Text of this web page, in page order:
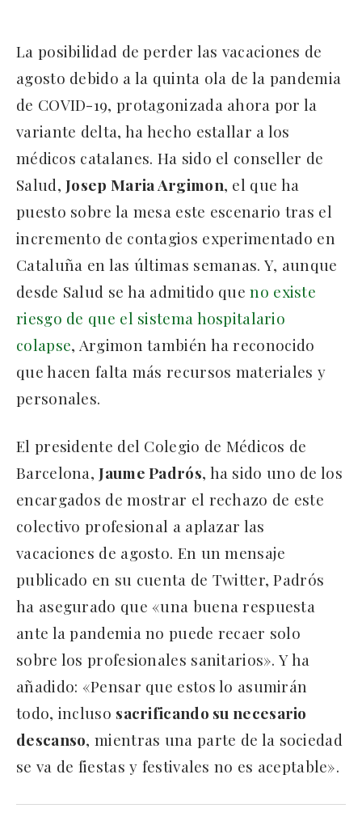
La posibilidad de perder las vacaciones de
agosto debido a la quinta ola de la pandemia
de COVID-19, protagonizada ahora por la
variante delta, ha hecho estallar a los
médicos catalanes. Ha sido el conseller de
Salud,Josep Maria Argimon, el que ha
puesto sobre la mesa este escenario tras el
incremento de contagios experimentado en
Cataluña en las últimas semanas. Y, aunque
desde Salud se ha admitido queno existe
riesgo de que el sistema hospitalario
colapse, Argimon también ha reconocido
que hacen falta más recursos materiales y
personales.
El presidente del Colegio de Médicos de
Barcelona,Jaume Padrós, ha sido uno de los
encargados de mostrar el rechazo de este
colectivo profesional a aplazar las
vacaciones de agosto. En un mensaje
publicado en su cuenta de Twitter, Padrós
ha asegurado que «una buena respuesta
ante la pandemia no puede recaer solo
sobre los profesionales sanitarios». Y ha
añadido: «Pensar que estos lo asumirán
todo, incluso sacrificando su necesario
descanso, mientras una parte de la sociedad
se va de fiestas y festivales no es aceptable».